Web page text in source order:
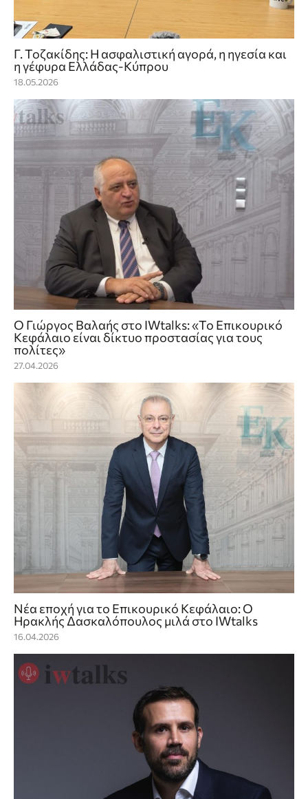
Γ. Τοζακίδης: Η ασφαλιστική αγορά, η ηγεσία και
η γέφυρα Ελλάδας-Κύπρου
18.05.2026
Ο Γιώργος Βαλαής στο IWtalks: «Το Επικουρικό
Κεφάλαιο είναι δίκτυο προστασίας για τους
πολίτες»
27.04.2026
Νέα εποχή για το Επικουρικό Κεφάλαιο: Ο
Ηρακλής Δασκαλόπουλος μιλά στο IWtalks
16.04.2026